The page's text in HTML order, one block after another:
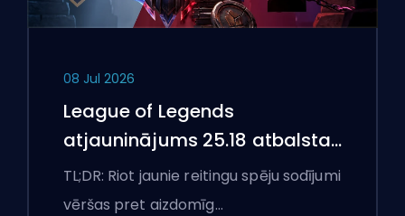
08 Jul 2026
League of Legends
atjauninājums 25.18 atbalsta
aizliegumus un boostēšanas
karogus
TL;DR: Riot jaunie reitingu spēju sodījumi
vēršas pret aizdomīg…